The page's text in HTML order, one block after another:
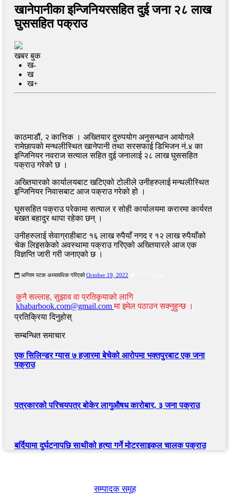
खानेपानीका इन्जिनियरसहित दुई जना २८ लाख
घुससहित पक्राउ
खबर बुक
ख-
ख
ख+
काठमाडौं, २ कात्तिक । अख्तियार दुरुपयोग अनुसन्धान आयोगले
रामेछापको मन्थलीस्थित खानेपानी तथा सरसफाई डिभिजन नं.४ का
इन्जिनियर नवराज सत्याल सहित दुई जनालाई २८ लाख घुससहित
पक्राउ गरेको छ ।
अख्तियारको कार्यालयबाट खटिएको टोलीले उनीहरुलाई मन्थलीस्थित
इन्जिनियर निवासबाट आज पक्राउ गरेको हो ।
घुससहित पक्राउ परेकामा सत्याल र सोही कार्यालयमा करारमा कार्यरत
बखत बहादुर थापा रहेका छन् ।
उनीहरुलाई सेवाग्राहीबाट १६ लाख रुपैयाँ नगद र १२ लाख रुपैयाँको
चेक लिइसकेको अवस्थामा पक्राउ गरिएको अख्तियारले आज एक
विज्ञप्ति जारी गरी जनाएको छ ।
अन्तिम पटक अध्यावधिक गरिएको October 19, 2022
कुनै सल्लाह, सुझाव वा प्रतिकृयाको लागि
khabarbook.com@gmail.comमा इमेल पठाउन सक्नुहुन्छ ।
प्रतिक्रिया दिनुहोस्
सम्बन्धित समाचार
एक सिलिन्डर ग्यास ७ हजारमा बेचेको आरोपमा भक्तपुरबाट एक जना
पक्राउ
पत्रकारको परिचयपत्र बोकेर लागुऔषध कारोबार, ३ जना पक्राउ
बर्दियामा दुर्घटनापछि साथीको हत्या गर्ने मोटरसाइकल चालक पक्राउ
सम्पादक समूह